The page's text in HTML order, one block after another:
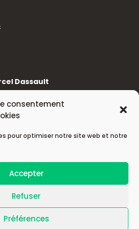
consentement
pour optimiser notre site web et notre
Accepter
Refuser
Préférences
Dassault
|